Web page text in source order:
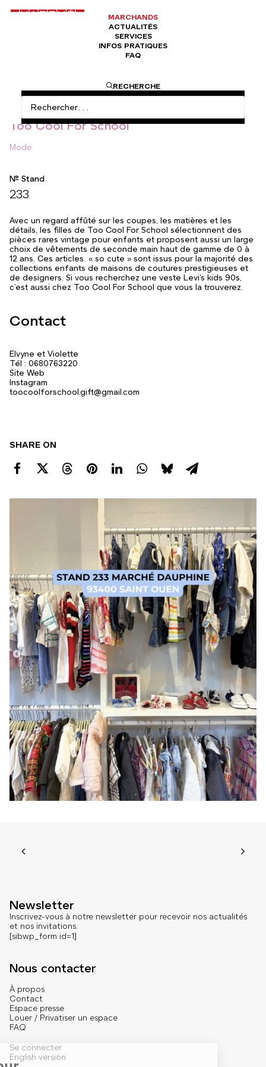
MARCHANDS
ACTUALITÉS
SERVICES
INFOS PRATIQUES
FAQ
RECHERCHE
Too Cool For School
Mode
N° Stand
233
Avec un regard affûté sur les coupes, les matières et les
détails, les filles de Too Cool For School sélectionnent des
pièces rares vintage pour enfants et proposent aussi un large
choix de vêtements de seconde main haut de gamme de 0 à
12 ans. Ces articles « so cute » sont issus pour la majorité des
collections enfants de maisons de coutures prestigieuses et
de designers. Si vous recherchez une veste Levi’s kids 90s,
c’est aussi chez Too Cool For School que vous la trouverez.
Contact
Elvyne et Violette
Tél : 0680763220
Site Web
Instagram
toocoolforschool.gift@gmail.com
SHARE ON
Newsletter
Inscrivez-vous à notre newsletter pour recevoir nos actualités
et nos invitations.
[sibwp_form id=1]
Nous contacter
À propos
Contact
Espace presse
Louer / Privatiser un espace
FAQ
Se connecter
English version